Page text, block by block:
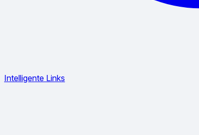
Intelligente Links